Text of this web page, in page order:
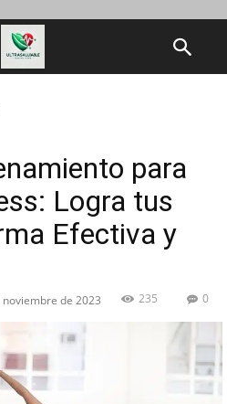
para
Logra tus
Efectiva y
noviembre de 2023 0
235